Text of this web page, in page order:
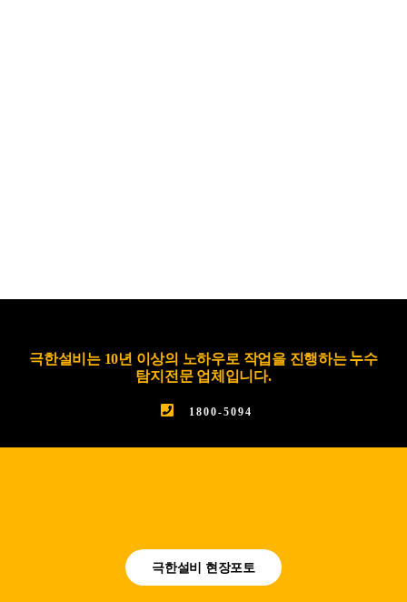
극한설비는 10년 이상의 노하우로 작업을 진행하는 누수
탐지전문 업체입니다.
1800-5094
극한설비 현장포토